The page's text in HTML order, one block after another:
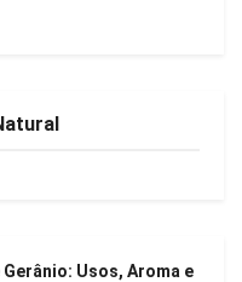
Usos, Aroma e